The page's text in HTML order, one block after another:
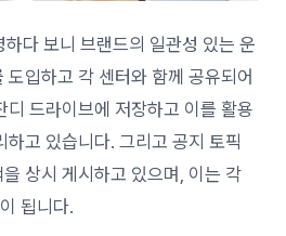
다 보니 브랜드의 일관성 있는 운
도입하고 각 센터와 함께 공유되어
디 드라이브에 저장하고 이를 활용
하고 있습니다. 그리고공지 토픽
상시 게시하고 있으며, 이는 각
됩니다.